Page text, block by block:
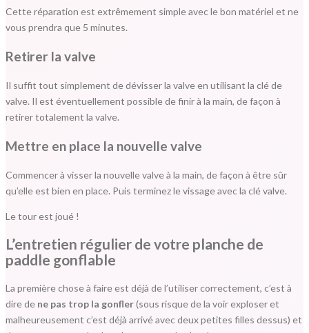
Cette réparation est extrêmement simple avec le bon matériel et ne
vous prendra que 5 minutes.
Retirer la valve
Il suffit tout simplement de dévisser la valve en utilisant la clé de
valve. Il est éventuellement possible de finir à la main, de façon à
retirer totalement la valve.
Mettre en place la nouvelle valve
Commencer à visser la nouvelle valve à la main, de façon à être sûr
qu’elle est bien en place. Puis terminez le vissage avec la clé valve.
Le tour est joué !
L’entretien régulier de votre planche de
paddle gonflable
La première chose à faire est déjà de l’utiliser correctement, c’est à
dire de ne pas trop la gonfler(sous risque de la voir exploser et
malheureusement c’est déjà arrivé avec deux petites filles dessus) et